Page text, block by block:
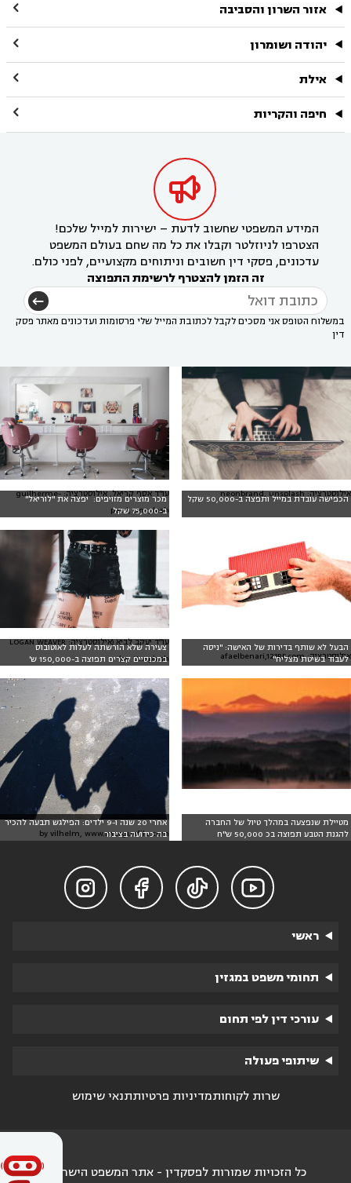
אזור השרון והסביבה 
יהודה ושומרון 
אילת 
חיפה והקריות 

המידע המשפטי שחשוב לדעת – ישירות למייל שלכם!
הצטרפו לניוזלטר וקבלו את כל מה שחם בעולם המשפט
עדכונים, פסקי דין חשובים וניתוחים מקצועיים, לפני כולם.
זה הזמן להצטרף לרשימת התפוצה
במשלוח הטופס אני מסכים לקבל לכתובת המייל שלי פרסומות ועדכונים מאתר פסק
דין
הכפישה עובדת במייל ותפצה ב-50,000 שקל
אילוסטרציה: neonbrand, unsplash
מכר מוצרים מזויפים: יפצה את "לוריאל"
ב-75,000 שקל
עו"ד אסף קריאל, אילוסטרציה: guilherme-
petri, unsplash
הבעל לא שותף בדירות של האישה: "ניסה
לעבוד בשיטת מצליח"
אילוסטרציה: afaelbenari,123RF.com
צעירה שלא הורשתה לעלות לאוטובוס
במכנסיים קצרים תפוצה ב-150,000 ש'
עו״ד יעקב לביא (אילוסטרציה: LOGAN WEAVER
on Unsplash)
מטיילת שנפצעה במהלך טיול של החברה
להגנת הטבע תפוצה בכ 50,000 ש"ח
אחרי 20 שנה ו-9 ילדים: הפילגש תבעה להכיר
בה כידועה בציבור
by vilhelm, www.morguefile.com




ראשי
תחומי משפט במגזין
עורכי דין לפי תחום
שיתופי פעולה
שרות לקוחותמדיניות פרטיותתנאי שימוש
כל הזכויות שמורות לפסקדין - אתר המשפט הישראלי